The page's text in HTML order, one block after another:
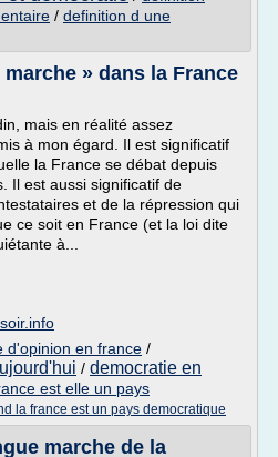
/ definition d une
» dans la France
mais en réalité assez
à mon égard. Il est significatif
la France se débat depuis
Il est aussi significatif de
et de la répression qui
ce soit en France (et la loi dite
à...
d'opinion en france /
/ democratie en
est elle un pays
la france est un pays democratique
marche de la